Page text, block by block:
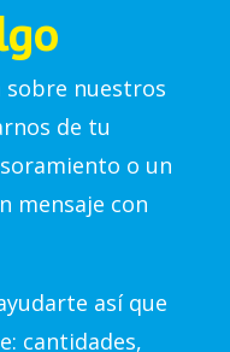
sobre nuestros
de tu
o un
mensaje con
así que
cantidades,